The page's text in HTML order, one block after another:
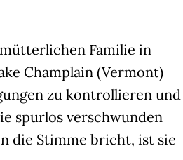
Familie in
Champlain (Vermont)
zu kontrollieren und
spurlos verschwunden
die Stimme bricht, ist sie